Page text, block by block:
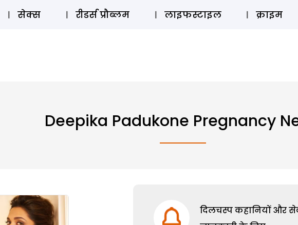
ऑडियो
सेक्स रीडर्स प्रौब्लम लाइफस्टाइल क्राइम
Deepika Padukone Pregnancy
दिलचस्प कहानियों और